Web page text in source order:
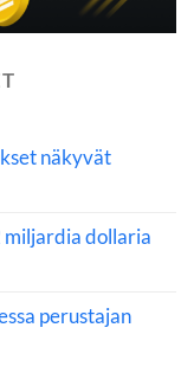
näkyvät
dollaria
perustajan